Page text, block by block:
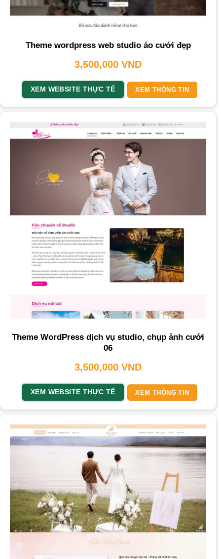
Theme wordpress web studio áo cưới đẹp
3,500,000 VND
XEM WEBSITE THỰC TẾ XEM THÔNG TIN
Theme WordPress dịch vụ studio, chụp ảnh cưới
06
3,500,000 VND
XEM WEBSITE THỰC TẾ XEM THÔNG TIN